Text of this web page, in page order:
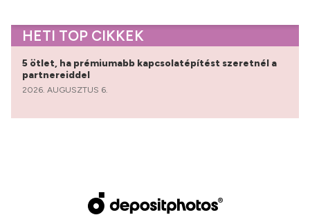
HETI TOP CIKKEK
5 ötlet, ha prémiumabb kapcsolatépítést szeretnél a
partnereiddel
2026. AUGUSZTUS 6.